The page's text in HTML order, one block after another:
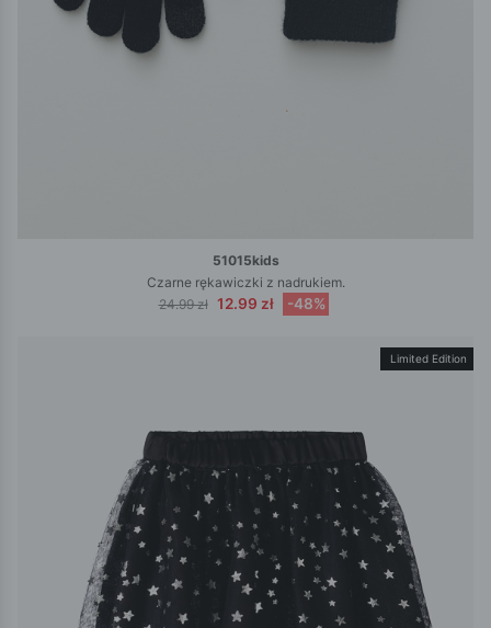
51015kids
Czarne rękawiczki z nadrukiem.
24.99 zł 12.99 zł -48%
Limited Edition